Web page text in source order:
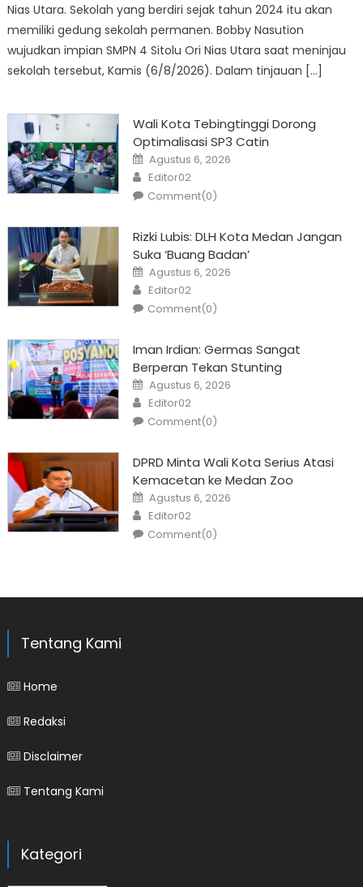
Nias Utara. Sekolah yang berdiri sejak tahun 2024 itu akan
memiliki gedung sekolah permanen. Bobby Nasution
wujudkan impian SMPN 4 Sitolu Ori Nias Utara saat meninjau
sekolah tersebut, Kamis (6/8/2026). Dalam tinjauan […]
Wali Kota Tebingtinggi Dorong
Optimalisasi SP3 Catin
Posted
on
Agustus 6, 2026
Author
Editor02
Comment(0)
Rizki Lubis: DLH Kota Medan Jangan
Suka ‘Buang Badan’
Posted
on
Agustus 6, 2026
Author
Editor02
Comment(0)
Iman Irdian: Germas Sangat
Berperan Tekan Stunting
Posted
on
Agustus 6, 2026
Author
Editor02
Comment(0)
DPRD Minta Wali Kota Serius Atasi
Kemacetan ke Medan Zoo
Posted
on
Agustus 6, 2026
Author
Editor02
Comment(0)
Tentang Kami
Home
Redaksi
Disclaimer
Tentang Kami
Kategori